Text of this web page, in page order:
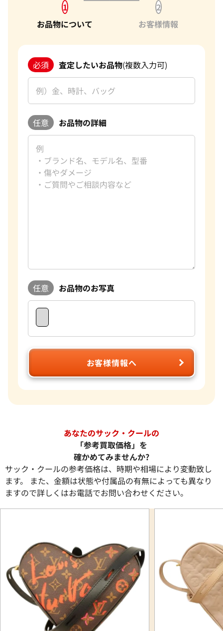
1
お品物について
2
お客様情報
必須 査定したいお品物(複数入力可)
任意 お品物の詳細
任意 お品物のお写真
お客様情報へ
あなたのサック・クールの
「参考買取価格」を
確かめてみませんか?
サック・クールの参考価格は、時期や相場により変動致し
ます。 また、金額は状態や付属品の有無によっても異なり
ますので詳しくはお電話でお問い合わせください。